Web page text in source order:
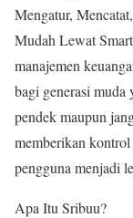
Mengatur,
Mudah Lewat
manajemen
bagi generasi
pendek maupun
memberikan kontrol
pengguna menjadi
Apa Itu Sribuu?